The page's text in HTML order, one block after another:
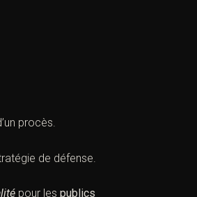
procès.
de défense.
pour les publics